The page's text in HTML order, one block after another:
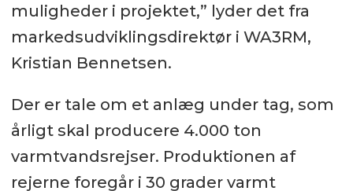
muligheder i projektet,” lyder det fra
markedsudviklingsdirektør i WA3RM,
Kristian Bennetsen.
Der er tale om et anlæg under tag, som
årligt skal producere 4.000 ton
varmtvandsrejser. Produktionen af
rejerne foregår i 30 grader varmt